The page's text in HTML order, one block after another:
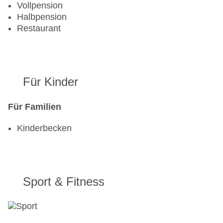
Vollpension
Halbpension
Restaurant
Für Kinder
Für Familien
Kinderbecken
Sport & Fitness